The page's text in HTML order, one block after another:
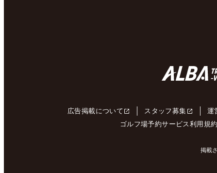
広告掲載について スタッフ募集 運
ゴルフ場予約サービス利用規約
掲載